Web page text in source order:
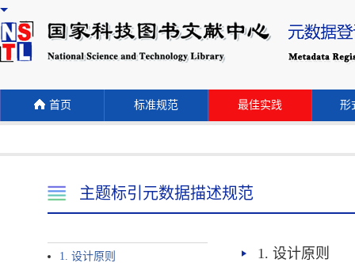
首页 标准规范 最佳实践 形
主题标引元数据描述规范
1. 设计原则 1. 设计原则